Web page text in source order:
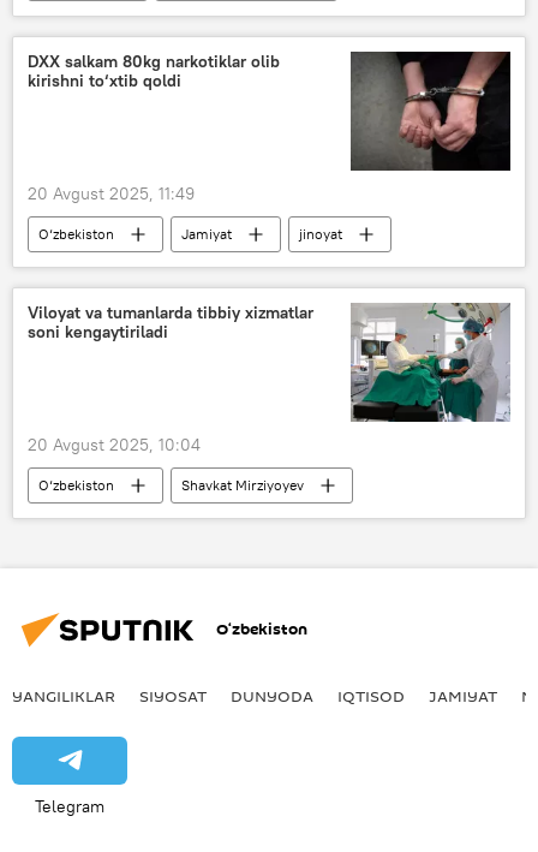
tadbirkor
muloqot
DXX salkam 80kg narkotiklar olib
kirishni to‘xtib qoldi
20 Avgust 2025, 11:49
O‘zbekiston Jamiyat
jinoyat
Jinoyat kodeksi
narkotik moddalar
Davlat xavfsizlik xizmati (DXX)
chegara
Surxondaryo
Viloyat va tumanlarda tibbiy xizmatlar
soni kengaytiriladi
20 Avgust 2025, 10:04
O‘zbekiston
Shavkat Mirziyoyev
Jamiyat
Sog‘liqni saqlash vazirligi (SSV)
O‘zbekiston
YANGILIKLAR SIYOSAT DUNYODA IQTISOD JAMIYAT
Telegram